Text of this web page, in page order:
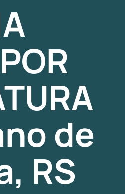
POR
de
RS